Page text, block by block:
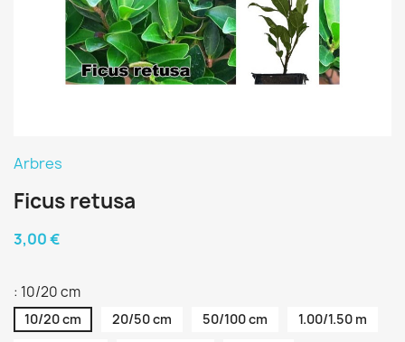
Arbres
Ficus retusa
3,00 €
: 10/20 cm
10/20 cm 20/50 cm 50/100 cm
1.00/1.50 m